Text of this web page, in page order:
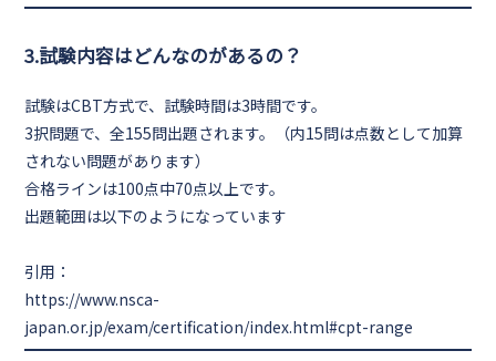
3.試験内容はどんなのがあるの？
試験はCBT方式で、試験時間は3時間です。
3択問題で、全155問出題されます。（内15問は点数として加算
されない問題があります）
合格ラインは100点中70点以上です。
出題範囲は以下のようになっています
引用：
https://www.nsca-
japan.or.jp/exam/certification/index.html#cpt-range